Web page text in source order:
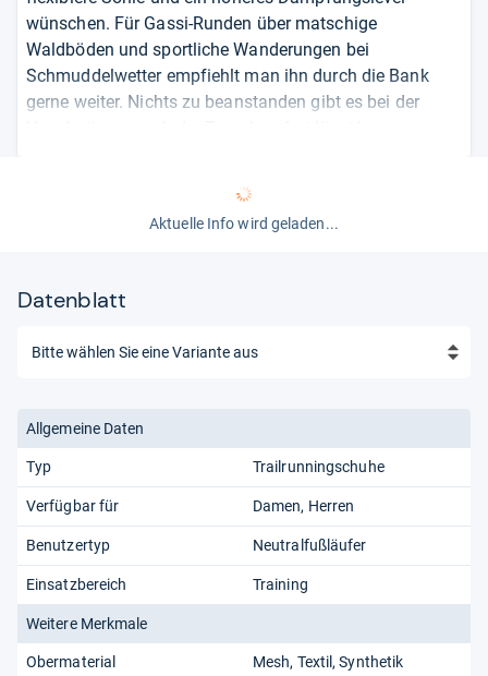
wünschen. Für Gassi-Runden über matschige
Waldböden und sportliche Wanderungen bei
Schmuddelwetter empfiehlt man ihn durch die Bank
gerne weiter. Nichts zu beanstanden gibt es bei der
Aktuelle Info wird geladen...
Datenblatt
Allgemeine Daten
Typ Trailrunningschuhe
Verfügbar für Damen Herren
Benutzertyp Neutralfußläufer
Einsatzbereich Training
Weitere Merkmale
Obermaterial Mesh Textil Synthetik